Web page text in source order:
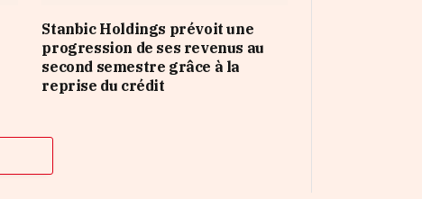
Stanbic Holdings prévoit une
progression de ses revenus au
second semestre grâce à la
reprise du crédit